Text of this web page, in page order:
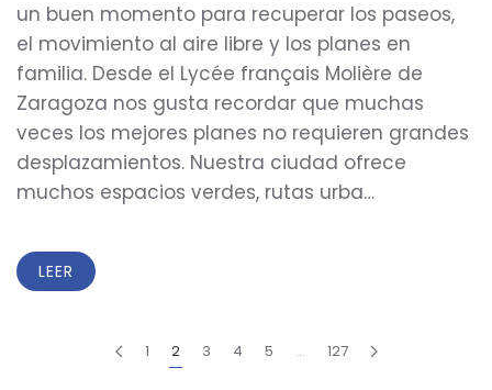
un buen momento para recuperar los paseos,
el movimiento al aire libre y los planes en
familia. Desde el Lycée français Molière de
Zaragoza nos gusta recordar que muchas
veces los mejores planes no requieren grandes
desplazamientos. Nuestra ciudad ofrece
muchos espacios verdes, rutas urba…
LEER
1 2 3 4 5 … 127